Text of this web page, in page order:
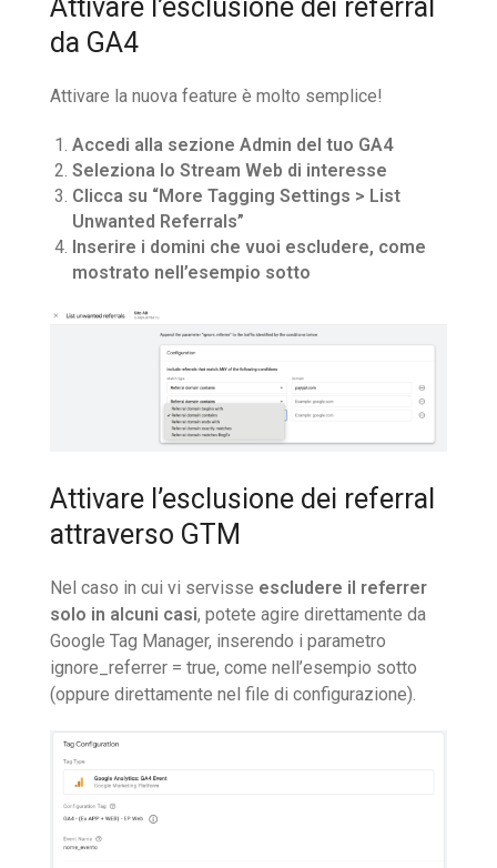
Attivare l’esclusione dei referral
da GA4
Attivare la nuova feature è molto semplice!
Accedi alla sezione Admin del tuo GA4
Seleziona lo Stream Web di interesse
Clicca su “More Tagging Settings > List
Unwanted Referrals”
Inserire i domini che vuoi escludere, come
mostrato nell’esempio sotto
Attivare l’esclusione dei referral
attraverso GTM
Nel caso in cui vi servisse escludere il referrer
solo in alcuni casi, potete agire direttamente da
Google Tag Manager, inserendo i parametro
ignore_referrer = true, come nell’esempio sotto
(oppure direttamente nel file di configurazione).